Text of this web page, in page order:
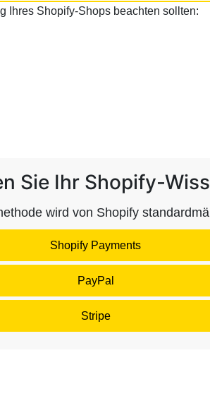
Ihres Shopify-Shops beachten sollten:
Sie Ihr Shopify-
wird von Shopify
Shopify Payments
PayPal
Stripe